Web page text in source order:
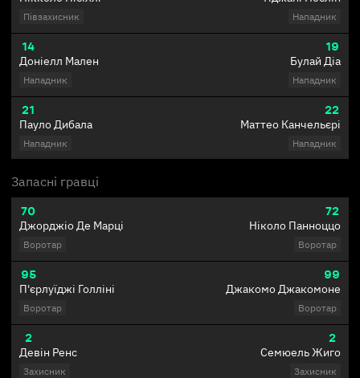
Півзахисник
14
Доніелл Мален
Нападник
21
Пауло Дибала
Нападник
Нападник
19
Булай Діа
Нападник
22
Маттео Канчельєрі
Нападник
Запасні гравці
70
Джорджіо Де Марці
Воротар
95
П'єрлуїджі Голліні
Воротар
2
Девін Ренс
Захисник
72
Ніколо Панноццо
Воротар
99
Джакомо Джакомоне
Воротар
2
Семюель Жиго
Захисник